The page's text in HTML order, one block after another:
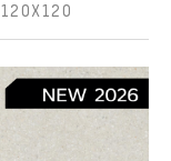
120X120